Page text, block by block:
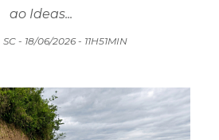
ao Ideas...
- 18/06/2026 - 11H51MIN